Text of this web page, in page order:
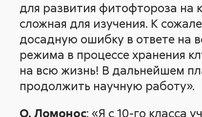
для развития фитофтороза на
сложная для изучения. К
досадную ошибку в ответе на
режима в процессе хранения
на всю жизнь! В дальнейшем
продолжить научную работу».
О. Ломонос: «Я с 10-го класса